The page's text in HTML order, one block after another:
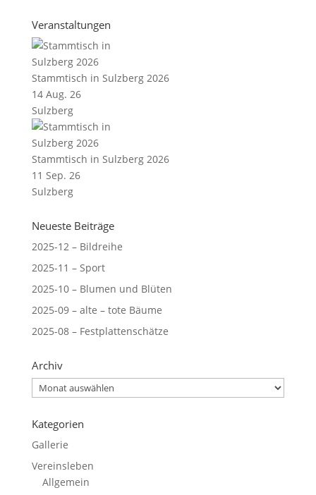
Veranstaltungen
Stammtisch in Sulzberg 2026
14 Aug. 26
Sulzberg
Stammtisch in Sulzberg 2026
11 Sep. 26
Sulzberg
Neueste Beiträge
2025-12 – Bildreihe
2025-11 – Sport
2025-10 – Blumen und Blüten
2025-09 – alte – tote Bäume
2025-08 – Festplattenschätze
Archiv
Archiv
Kategorien
Gallerie
Vereinsleben
Allgemein